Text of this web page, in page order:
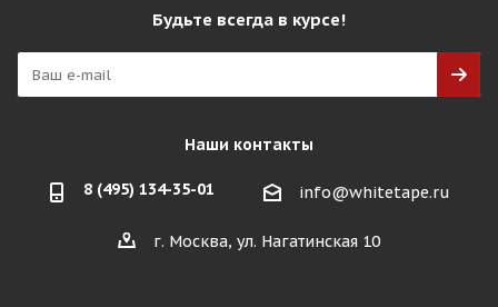
Будьте всегда в курсе!
Наши контакты
8 (495) 134-35-01 info@whitetape.ru
г. Москва, ул. Нагатинская 10